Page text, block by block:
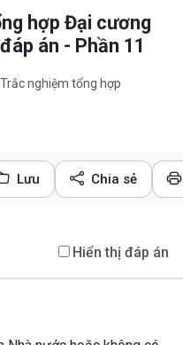
hợp Đại cương
án - Phần 11
Trắc nghiệm tổng hợp
Lưu Chia sẻ
Hiển thị đáp án